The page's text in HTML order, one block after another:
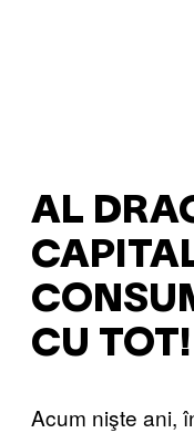
AL
CU TOT!
Acum nişte ani,